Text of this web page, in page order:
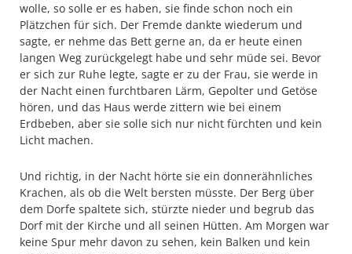
wolle, so solle er es haben, sie finde schon noch ein
Plätzchen für sich. Der Fremde dankte wiederum und
sagte, er nehme das Bett gerne an, da er heute einen
langen Weg zurückgelegt habe und sehr müde sei. Bevor
er sich zur Ruhe legte, sagte er zu der Frau, sie werde in
der Nacht einen furchtbaren Lärm, Gepolter und Getöse
hören, und das Haus werde zittern wie bei einem
Erdbeben, aber sie solle sich nur nicht fürchten und kein
Licht machen.
Und richtig, in der Nacht hörte sie ein donnerähnliches
Krachen, als ob die Welt bersten müsste. Der Berg über
dem Dorfe spaltete sich, stürzte nieder und begrub das
Dorf mit der Kirche und all seinen Hütten. Am Morgen war
keine Spur mehr davon zu sehen, kein Balken und kein